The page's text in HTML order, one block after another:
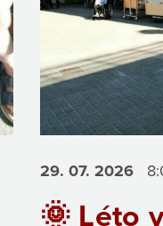
29. 07. 2026
🌞 Léto